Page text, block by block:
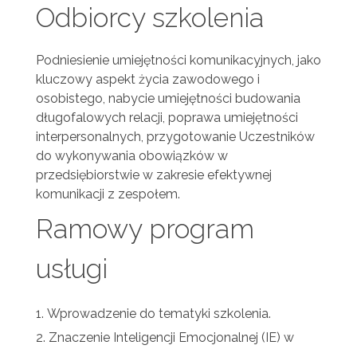
Odbiorcy szkolenia
Podniesienie umiejętności komunikacyjnych, jako
kluczowy aspekt życia zawodowego i
osobistego, nabycie umiejętności budowania
długofalowych relacji, poprawa umiejętności
interpersonalnych, przygotowanie Uczestników
do wykonywania obowiązków w
przedsiębiorstwie w zakresie efektywnej
komunikacji z zespołem.
Ramowy program
usługi
Wprowadzenie do tematyki szkolenia.
Znaczenie Inteligencji Emocjonalnej (IE) w